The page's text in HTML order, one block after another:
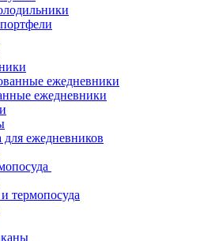
ежедневники
ежедневники
для ежедневников
термопосуда